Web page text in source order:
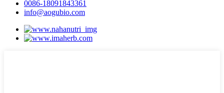
0086-18091843361
info@aogubio.com